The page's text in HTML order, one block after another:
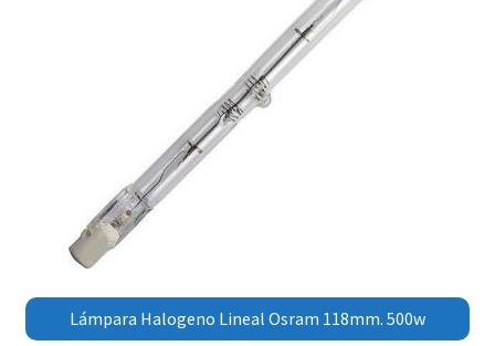
Lámpara Halogeno Lineal Osram 118mm. 500w